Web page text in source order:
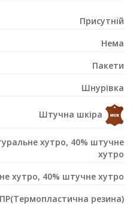
Присутнiй
Нема
Пакети
Шнурівка
Штучна шкіра
хутро, 40% штучне
хутро
хутро, 40% штучне хутро
резина)